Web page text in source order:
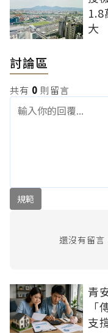
1.8
大
討論區
共有 0 則留言
規範
還沒有留言
青
支